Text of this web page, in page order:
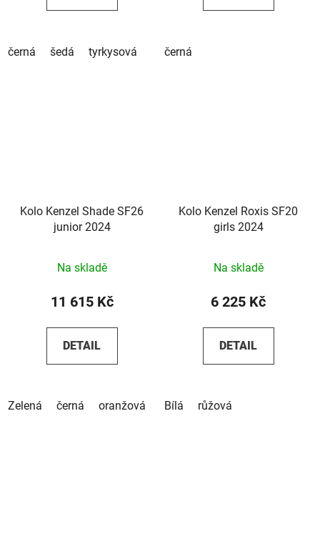
černá šedá tyrkysová černá
Kolo Kenzel Shade SF26
junior 2024
Na skladě
11 615 Kč
DETAIL
Zelená černá oranžová
Kolo Kenzel Roxis SF20
girls 2024
Na skladě
6 225 Kč
DETAIL
Bílá růžová